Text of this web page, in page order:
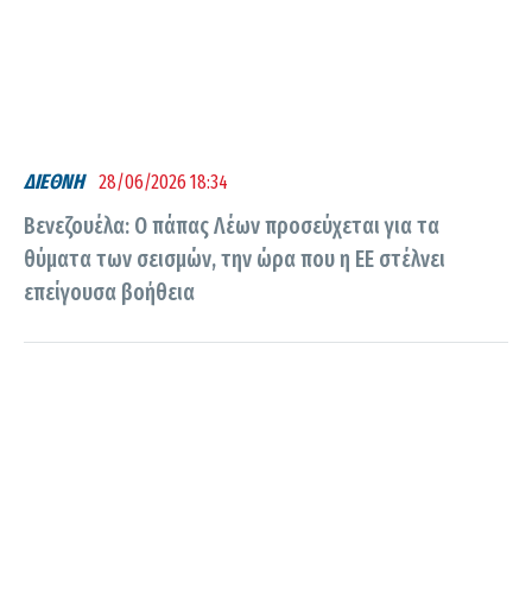
ΔΙΕΘΝΗ 28/06/2026 18:34
Βενεζουέλα: Ο πάπας Λέων προσεύχεται για τα
θύματα των σεισμών, την ώρα που η ΕΕ στέλνει
επείγουσα βοήθεια